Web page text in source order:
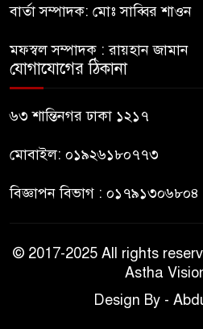
সুযোগ
৯
বার্তা সম্পাদক: মোঃ সাব্বির শাওন
মফস্বল সম্পাদক : রায়হান জামান
যোগাযোগের ঠিকানা
৬৩ শান্তিনগর ঢাকা ১২১৭
মোবাইল: ০১৯২৬১৮০৭৭৩
বিজ্ঞাপন বিভাগ : ০১৭৯১৩০৬৮০৪
© 2017-2025 All rights
Astha
Design By -